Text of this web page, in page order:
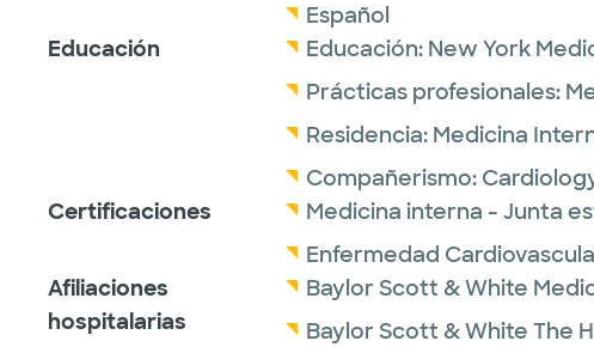
Español
Educación
Educación: New York
Prácticas profesionales:
Residencia: Medicina
Compañerismo:
Certificaciones
Medicina interna - Junta
Enfermedad
Afiliaciones
hospitalarias
Baylor Scott & White
Baylor Scott & White The